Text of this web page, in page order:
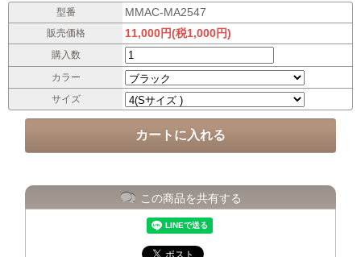
型番 MMAC-MA2547
販売価格 11,000円(税1,000円)
購入数
カラー
サイズ
この商品を共有する